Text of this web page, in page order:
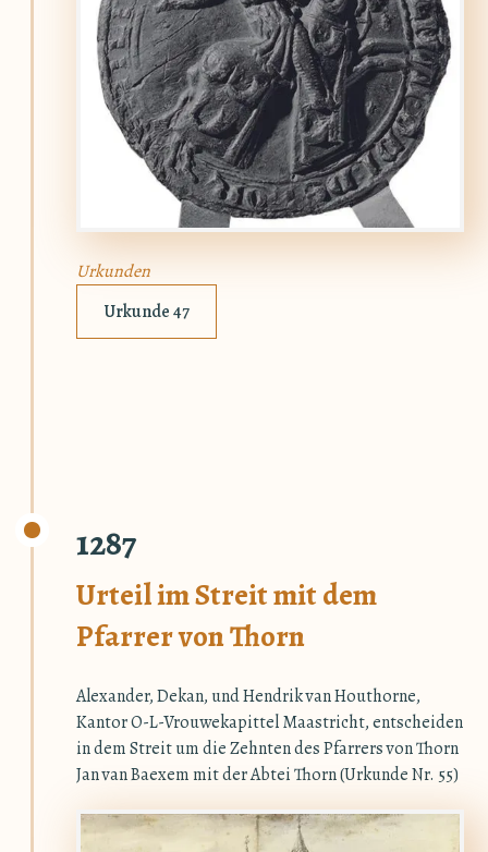
Urkunden
Urkunde 47
1287
Urteil im Streit mit dem
Pfarrer von Thorn
Alexander, Dekan, und Hendrik van Houthorne,
Kantor O-L-Vrouwekapittel Maastricht, entscheiden
in dem Streit um die Zehnten des Pfarrers von Thorn
Jan van Baexem mit der Abtei Thorn (Urkunde Nr. 55)